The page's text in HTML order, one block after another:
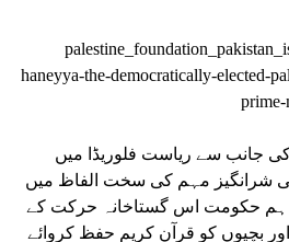
کی جانب سے ریاست فلوریڈا میں
شرانگیز مہم کی سخت الفاظ میں
ہم حکومت اس گستاخانہ حرکت کے
بچوں اور بچیوں کو قرآن کریم حفظ کروائے